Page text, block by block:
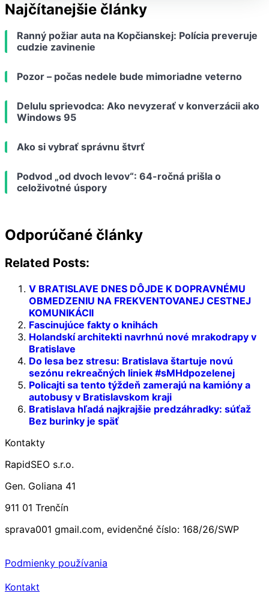
Najčítanejšie články
Ranný požiar auta na Kopčianskej: Polícia preveruje
cudzie zavinenie
Pozor – počas nedele bude mimoriadne veterno
Delulu sprievodca: Ako nevyzerať v konverzácii ako
Windows 95
Ako si vybrať správnu štvrť
Podvod „od dvoch levov“: 64-ročná prišla o
celoživotné úspory
Odporúčané články
Related Posts:
V BRATISLAVE DNES DÔJDE K DOPRAVNÉMU
OBMEDZENIU NA FREKVENTOVANEJ CESTNEJ
KOMUNIKÁCII
Fascinujúce fakty o knihách
Holandskí architekti navrhnú nové mrakodrapy v
Bratislave
Do lesa bez stresu: Bratislava štartuje novú
sezónu rekreačných liniek #sMHdpozelenej
Policajti sa tento týždeň zamerajú na kamióny a
autobusy v Bratislavskom kraji
Bratislava hľadá najkrajšie predzáhradky: súťaž
Bez burinky je späť
Kontakty
RapidSEO s.r.o.
Gen. Goliana 41
911 01 Trenčín
sprava001 gmail.com, evidenčné číslo: 168/26/SWP
Podmienky používania
Kontakt